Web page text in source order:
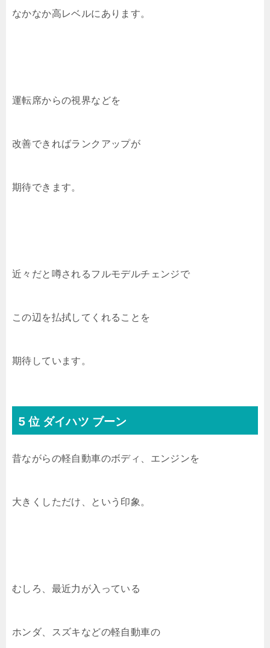
なかなか高レベルにあります。
運転席からの視界などを
改善できればランクアップが
期待できます。
近々だと噂されるフルモデルチェンジで
この辺を払拭してくれることを
期待しています。
5 位 ダイハツ ブーン
昔ながらの軽自動車のボディ、エンジンを
大きくしただけ、という印象。
むしろ、最近力が入っている
ホンダ、スズキなどの軽自動車の